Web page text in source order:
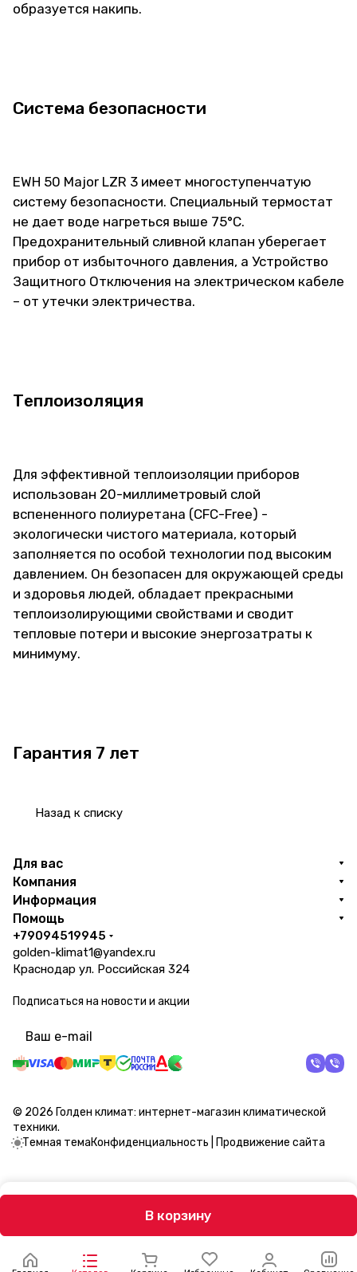
образуется накипь.
Система безопасности
EWH 50 Major LZR 3 имеет многоступенчатую
систему безопасности. Специальный термостат
не дает воде нагреться выше 75°C.
Предохранительный сливной клапан уберегает
прибор от избыточного давления, а Устройство
Защитного Отключения на электрическом кабеле
– от утечки электричества.
Теплоизоляция
Для эффективной теплоизоляции приборов
использован 20-миллиметровый слой
вспененного полиуретана (CFC-Free) -
экологически чистого материала, который
заполняется по особой технологии под высоким
давлением. Он безопасен для окружающей среды
и здоровья людей, обладает прекрасными
теплоизолирующими свойствами и сводит
тепловые потери и высокие энергозатраты к
минимуму.
Гарантия 7 лет
Назад к списку
В корзину
Для вас
Компания
Информация
Помощь
+79094519945
golden-klimat1@yandex.ru
Краснодар ул. Российская 324
Подписаться на новости и акции
© 2026 Голден климат: интернет-магазин климатической
техники.
Темная темаКонфиденциальность Продвижение сайта